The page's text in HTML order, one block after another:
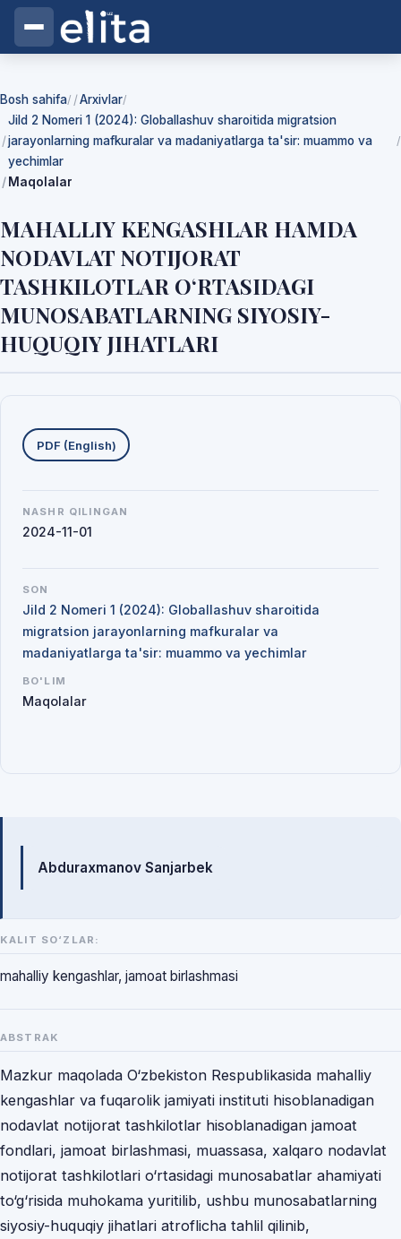
Bosh sahifa/ Arxivlar/
Jild 2 Nomeri 1 (2024): Globallashuv sharoitida migratsion
jarayonlarning mafkuralar va madaniyatlarga ta'sir: muammo va
yechimlar
/
Maqolalar
MAHALLIY KENGASHLAR HAMDA
NODAVLAT NOTIJORAT
TASHKILOTLAR O‘RTASIDAGI
MUNOSABATLARNING SIYOSIY-
HUQUQIY JIHATLARI
Mualliflar
Abduraxmanov Sanjarbek
KALIT SO‘ZLAR:
mahalliy kengashlar, jamoat birlashmasi
ABSTRAK
Mazkur maqolada O‘zbekiston Respublikasida mahalliy
kengashlar va fuqarolik jamiyati instituti hisoblanadigan
nodavlat notijorat tashkilotlar hisoblanadigan jamoat
fondlari, jamoat birlashmasi, muassasa, xalqaro nodavlat
notijorat tashkilotlari o‘rtasidagi munosabatlar ahamiyati
to‘g‘risida muhokama yuritilib, ushbu munosabatlarning
siyosiy-huquqiy jihatlari atroflicha tahlil qilinib,
Yuklab olishlar
PDF (English)
NASHR QILINGAN
2024-11-01
SON
Jild 2 Nomeri 1 (2024): Globallashuv sharoitida
migratsion jarayonlarning mafkuralar va
madaniyatlarga ta'sir: muammo va yechimlar
BO'LIM
Maqolalar